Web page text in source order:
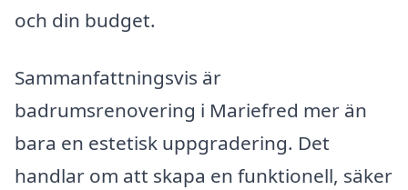
och din budget.
Sammanfattningsvis är
badrumsrenovering i Mariefred mer än
bara en estetisk uppgradering. Det
handlar om att skapa en funktionell, säker